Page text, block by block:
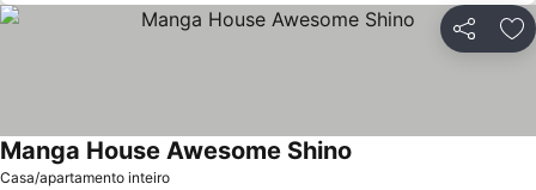
Partilhar
Casa/apartamento inteiro
Manga House Awesome Shino